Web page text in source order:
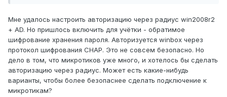
Мне удалось настроить авторизацию через радиус win2008r2
+ AD. Но пришлось включить для учётки - обратимое
шифрование хранения пароля. Авторизуется winbox через
протокол шифрования CHAP. Это не совсем безопасно. Но
дело в том, что микротиков уже много, и хотелось бы сделать
авторизацию через радиус. Может есть какие-нибудь
варианты, чтобы более безопаснее сделать подключение к
микротикам?